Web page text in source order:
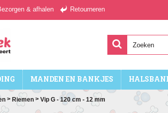
& afhalen Retourneren
MANDEN EN BANKJES
> Riemen > Vip G - 120 cm - 12 mm